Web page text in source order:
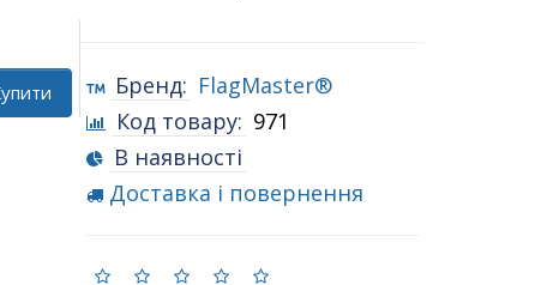
Бренд: FlagMaster®
Код товару: 971
В наявності
Доставка і повернення